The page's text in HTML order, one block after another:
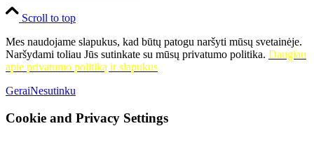
Scroll to top
Mes naudojame slapukus, kad būtų patogu naršyti mūsų svetainėje.
Naršydami toliau Jūs sutinkate su mūsų privatumo politika. Daugiau
apie privatumo politiką ir slapukus
GeraiNesutinku
Cookie and Privacy Settings